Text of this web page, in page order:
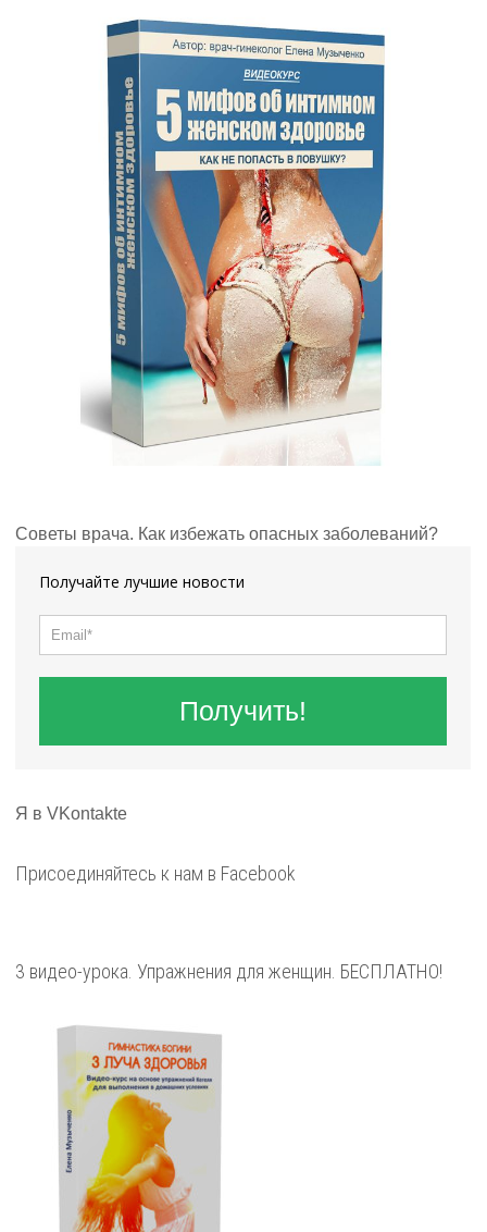
Советы врача. Как избежать опасных заболеваний?
Получайте лучшие новости
Получить!
Я в VKontakte
Присоединяйтесь к нам в Facebook
3 видео-урока. Упражнения для женщин. БЕСПЛАТНО!